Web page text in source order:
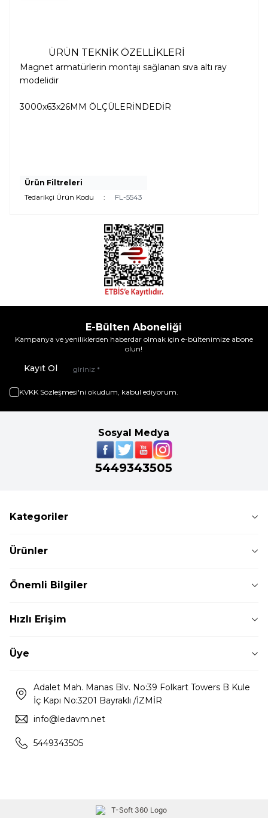
ÜRÜN TEKNİK ÖZELLİKLERİ
Magnet armatürlerin montajı sağlanan sıva altı ray
modelidir
3000x63x26MM ÖLÇÜLERİNDEDİR
Ürün Filtreleri
Tedarikçi Ürün Kodu
: FL-5543
E-Bülten Aboneliği
Kampanya ve yeniliklerden haberdar olmak için e-bültenimize abone
olun!
Kayıt Ol
KVKK Sözleşmesi'ni okudum, kabul ediyorum.
Sosyal Medya
5449343505
Kategoriler
Ürünler
Önemli Bilgiler
Hızlı Erişim
Üye
Adalet Mah. Manas Blv. No:39 Folkart Towers B Kule
İç Kapı No:3201 Bayraklı /İZMİR
info@ledavm.net
5449343505